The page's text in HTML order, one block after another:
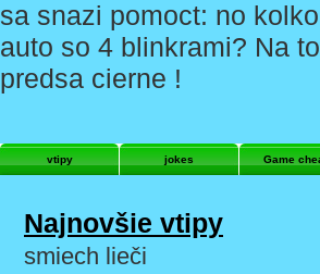
sa snazi pomoct: no
auto so 4 blinkrami? Na
predsa cierne !
vtipy jokes Game
Najnovšie vtipy
smiech lieči